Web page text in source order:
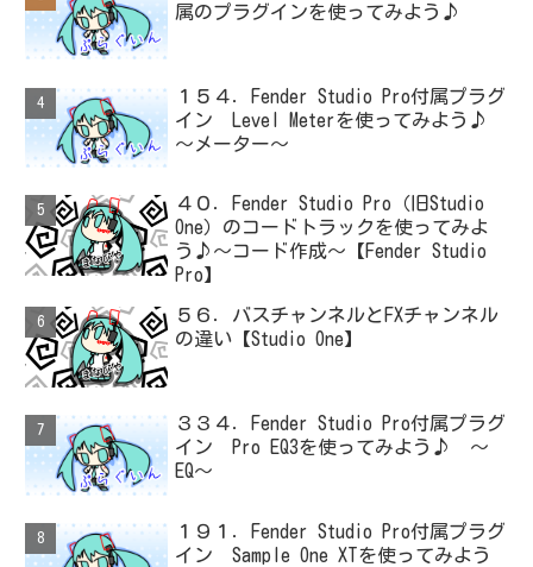
属のプラグインを使ってみよう♪
１５４．Fender Studio Pro付属プラグ
イン Level Meterを使ってみよう♪
～メーター～
４０．Fender Studio Pro（旧Studio
One）のコードトラックを使ってみよ
う♪～コード作成～【Fender Studio
Pro】
５６．バスチャンネルとFXチャンネル
の違い【Studio One】
３３４．Fender Studio Pro付属プラグ
イン Pro EQ3を使ってみよう♪ ～
EQ～
１９１．Fender Studio Pro付属プラグ
イン Sample One XTを使ってみよう